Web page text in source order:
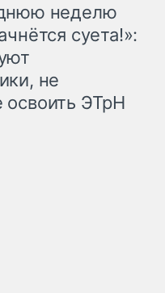
неделю
суета!»:
не
освоить ЭТрН